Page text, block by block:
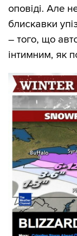
оповіді. Але
блискавки
– того, що
інтимним, як